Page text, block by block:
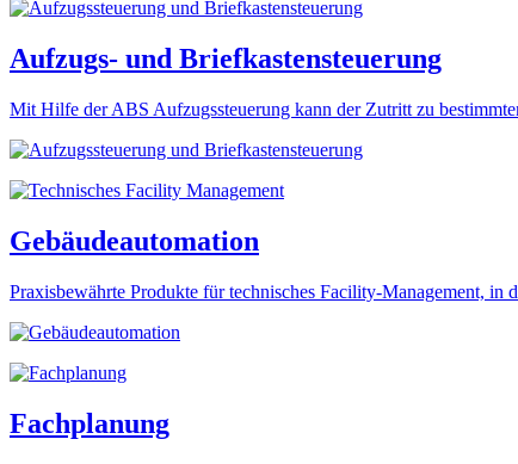
Aufzugs- und Briefkastensteuerung
Mit Hilfe der ABS Aufzugssteuerung kann der Zutritt zu
Gebäudeautomation
Praxisbewährte Produkte für technisches Facility-Management,
Fachplanung